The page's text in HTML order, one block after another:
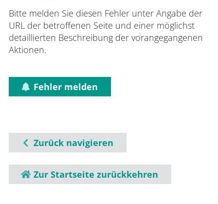
Bitte melden Sie diesen Fehler unter Angabe der
URL der betroffenen Seite und einer möglichst
detaillierten Beschreibung der vorangegangenen
Aktionen.
Fehler melden
Zurück navigieren
Zur Startseite zurückkehren